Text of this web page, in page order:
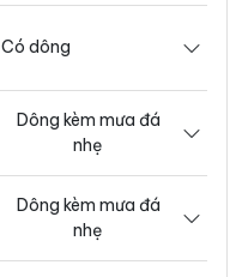
Có dông
Dông kèm mưa đá
nhẹ
Dông kèm mưa đá
nhẹ